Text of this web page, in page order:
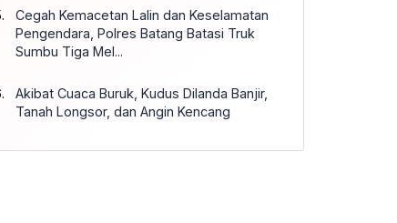
Cegah Kemacetan Lalin dan Keselamatan
Pengendara, Polres Batang Batasi Truk
Sumbu Tiga Mel...
Akibat Cuaca Buruk, Kudus Dilanda Banjir,
Tanah Longsor, dan Angin Kencang